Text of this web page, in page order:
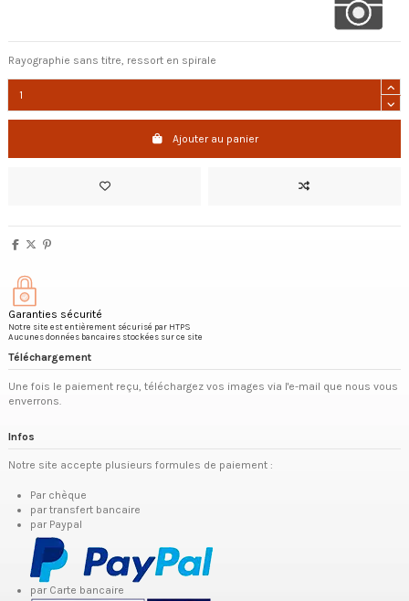
Rayographie sans titre, ressort en spirale
Ajouter au panier
Garanties sécurité
Notre site est entièrement sécurisé par HTPS
Aucunes données bancaires stockées sur ce site
Téléchargement
Une fois le paiement reçu, téléchargez vos images via l'e-mail que nous vous
enverrons.
Infos
Notre site accepte plusieurs formules de paiement :
Par chèque
par transfert bancaire
par Paypal
par Carte bancaire